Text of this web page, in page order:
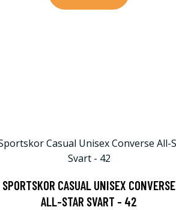
SPORTSKOR CASUAL UNISEX CONVERSE
ALL-STAR SVART - 42